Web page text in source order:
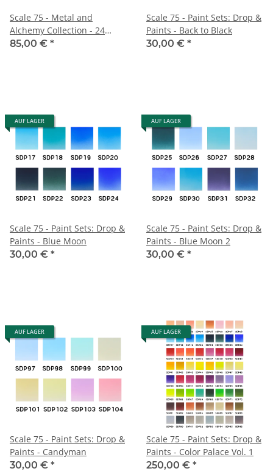
Scale 75 - Metal and
Alchemy Collection - 24
Colores
85,00 € *
Scale 75 - Paint Sets: Drop &
Paints - Back to Black
30,00 € *
AUF LAGER
Scale 75 - Paint Sets: Drop &
Paints - Blue Moon
30,00 € *
AUF LAGER
Scale 75 - Paint Sets: Drop &
Paints - Blue Moon 2
30,00 € *
AUF LAGER
Scale 75 - Paint Sets: Drop &
Paints - Candyman
30,00 € *
AUF LAGER
Scale 75 - Paint Sets: Drop &
Paints - Color Palace Vol. 1
250,00 € *